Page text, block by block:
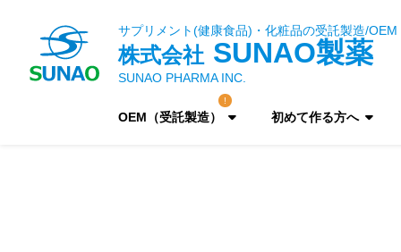
株式会社 SUNAO製薬
サプリメント(健康食品)・化粧品の受託製造/OEM
SUNAO PHARMA INC.
OEM（受託製造） 初めて作る方へ